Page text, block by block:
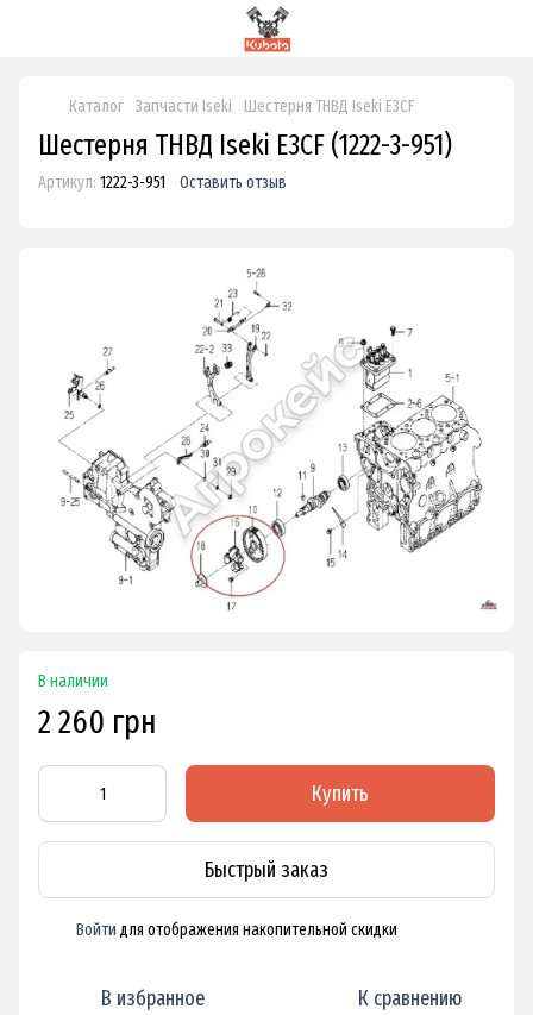
Каталог Запчасти Iseki Шестерня ТНВД Iseki E3CF
Шестерня ТНВД Iseki E3CF (1222-3-951)
Артикул: 1222-3-951 Оставить отзыв
В наличии
2 260 грн
Купить
Быстрый заказ
Войти для отображения накопительной скидки
В избранное К сравнению